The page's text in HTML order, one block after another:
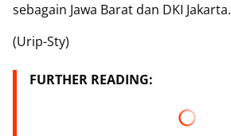
sebagain Jawa Barat dan DKI Jakarta.
(Urip-Sty)
FURTHER READING: